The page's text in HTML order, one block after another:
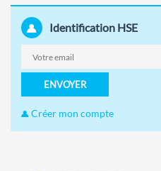
Identification HSE
ENVOYER
Créer mon compte